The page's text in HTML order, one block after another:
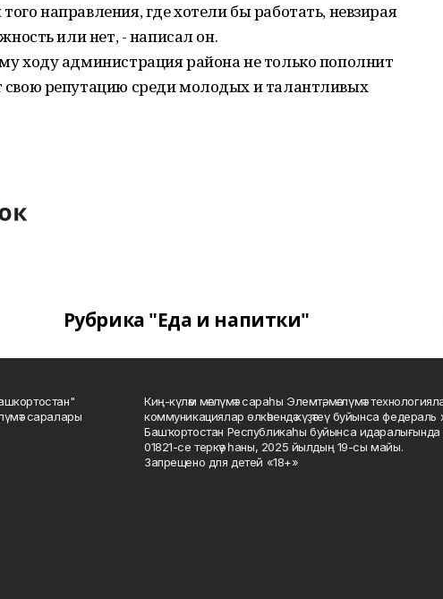
направления, где хотели бы работать, невзирая
или нет, - написал он.
ходу администрация района не только пополнит
репутацию среди молодых и талантливых
Рубрика "Еда и напитки"
саралары
Киң-күләм мәғлүмәт сараһы Элемтә, мәғлүмәт
коммуникациялар өлкәһендә күҙәтеү буйынса федераль
Башҡортостан Республикаһы буйынса идаралығында
01821-се теркәү һаны, 2025 йылдың 19-сы майы.
Запрещено для детей «18+»